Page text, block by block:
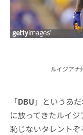
ルイジアナ
「DBU 」というあ
に放ってきたルイ
恥じないタレント